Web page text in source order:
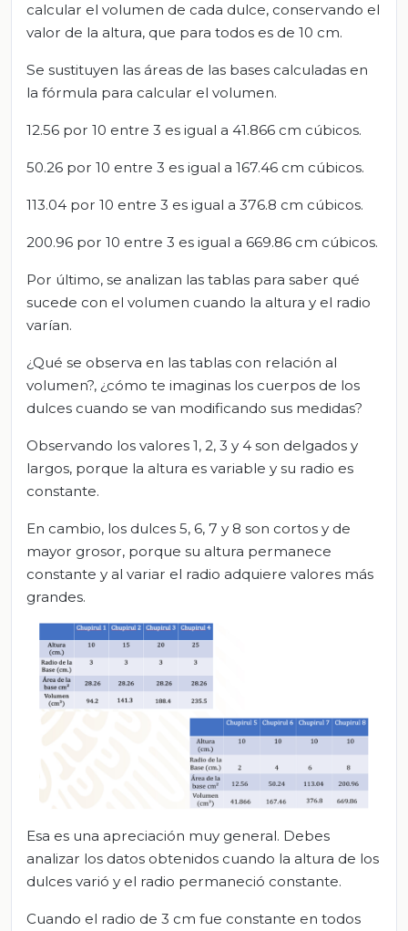
calcular el volumen de cada dulce, conservando el
valor de la altura, que para todos es de 10 cm.
Se sustituyen las áreas de las bases calculadas en
la fórmula para calcular el volumen.
12.56 por 10 entre 3 es igual a 41.866 cm cúbicos.
50.26 por 10 entre 3 es igual a 167.46 cm cúbicos.
113.04 por 10 entre 3 es igual a 376.8 cm cúbicos.
200.96 por 10 entre 3 es igual a 669.86 cm cúbicos.
Por último, se analizan las tablas para saber qué
sucede con el volumen cuando la altura y el radio
varían.
¿Qué se observa en las tablas con relación al
volumen?, ¿cómo te imaginas los cuerpos de los
dulces cuando se van modificando sus medidas?
Observando los valores 1, 2, 3 y 4 son delgados y
largos, porque la altura es variable y su radio es
constante.
En cambio, los dulces 5, 6, 7 y 8 son cortos y de
mayor grosor, porque su altura permanece
constante y al variar el radio adquiere valores más
grandes.
Esa es una apreciación muy general. Debes
analizar los datos obtenidos cuando la altura de los
dulces varió y el radio permaneció constante.
Cuando el radio de 3 cm fue constante en todos